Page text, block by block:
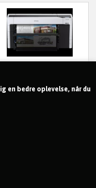
en bedre oplevelse, når du
DKK